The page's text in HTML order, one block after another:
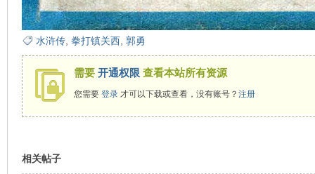
水浒传, 拳打镇关西, 郭勇
需要 开通权限 查看本站所有资源
您需要 登录才可以下载或查看，没有账号？ 注册
相关帖子